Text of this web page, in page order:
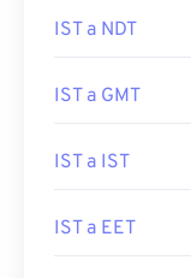
IST a NDT
IST a GMT
IST a IST
IST a EET